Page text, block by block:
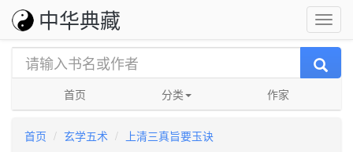
中华典藏
首页 分类 作家
首页 玄学五术 上清三真旨要玉诀